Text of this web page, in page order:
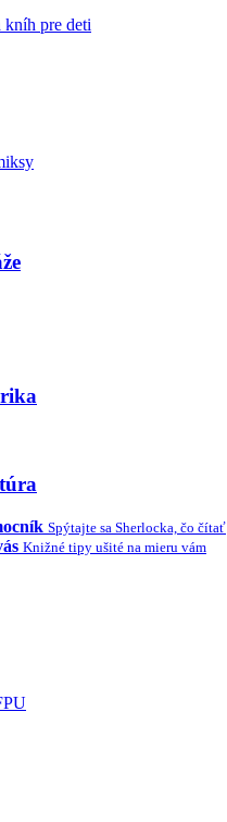
kníh pre deti
Spýtajte sa Sherlocka, čo čítať
Knižné tipy ušité na mieru vám